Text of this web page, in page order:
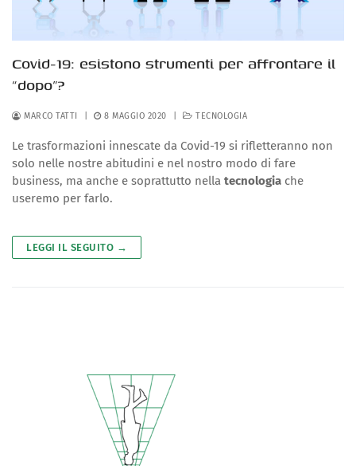
Covid-19: esistono strumenti per affrontare il
“dopo”?
MARCO TATTI 8 MAGGIO 2020 TECNOLOGIA
Le trasformazioni innescate da Covid-19 si rifletteranno non
solo nelle nostre abitudini e nel nostro modo di fare
business, ma anche e soprattutto nella tecnologia che
useremo per farlo.
LEGGI IL SEGUITO →